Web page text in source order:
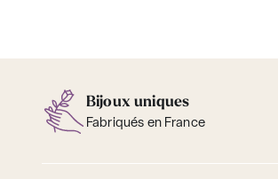
Bijoux uniques
Fabriqués en France